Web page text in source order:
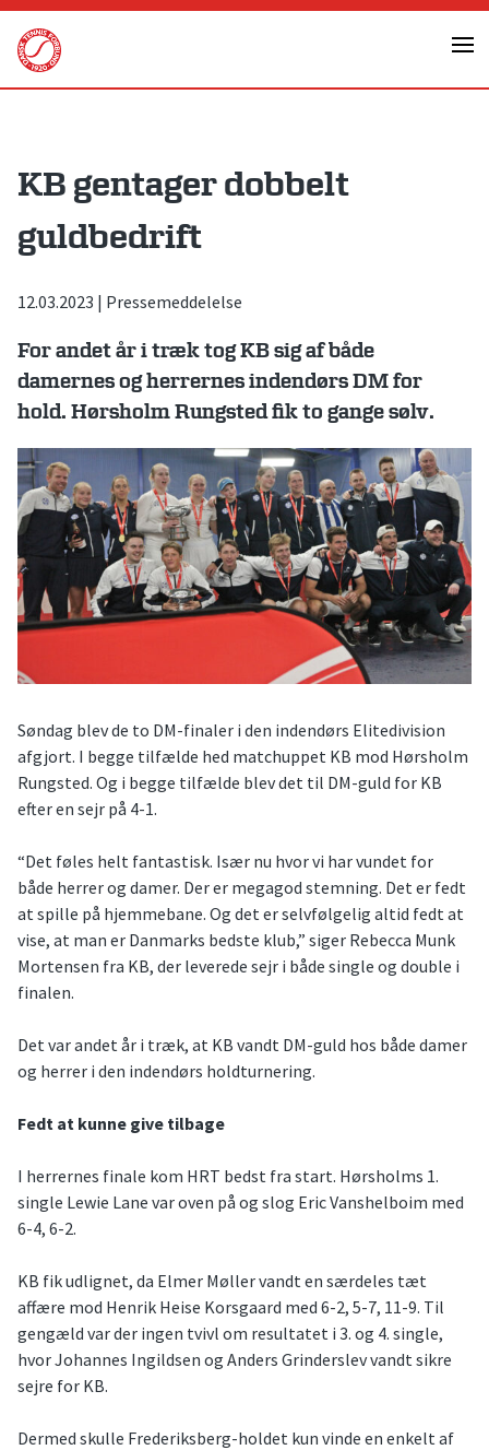
Skip
content
KB gentager dobbelt
guldbedrift
12.03.2023 | Pressemeddelelse
For andet år i træk tog KB sig af både
damernes og herrernes indendørs DM for
hold. Hørsholm Rungsted fik to gange sølv.
Søndag blev de to DM-finaler i den indendørs Elitedivision
afgjort. I begge tilfælde hed matchuppet KB mod Hørsholm
Rungsted. Og i begge tilfælde blev det til DM-guld for KB
efter en sejr på 4-1.
“Det føles helt fantastisk. Især nu hvor vi har vundet for
både herrer og damer. Der er megagod stemning. Det er fedt
at spille på hjemmebane. Og det er selvfølgelig altid fedt at
vise, at man er Danmarks bedste klub,” siger Rebecca Munk
Mortensen fra KB, der leverede sejr i både single og double i
finalen.
Det var andet år i træk, at KB vandt DM-guld hos både damer
og herrer i den indendørs holdturnering.
Fedt at kunne give tilbage
I herrernes finale kom HRT bedst fra start. Hørsholms 1.
single Lewie Lane var oven på og slog Eric Vanshelboim med
6-4, 6-2.
KB fik udlignet, da Elmer Møller vandt en særdeles tæt
affære mod Henrik Heise Korsgaard med 6-2, 5-7, 11-9. Til
gengæld var der ingen tvivl om resultatet i 3. og 4. single,
hvor Johannes Ingildsen og Anders Grinderslev vandt sikre
sejre for KB.
Dermed skulle Frederiksberg-holdet kun vinde en enkelt af